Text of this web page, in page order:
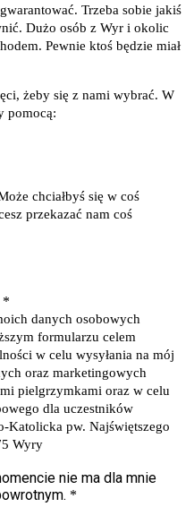
Trzeba sobie jakiś
Dużo osób z Wyr i okolic
Pewnie ktoś będzie miał
żeby się z nami wybrać. W
pomocą:
chciałbyś się w coś
przekazać nam coś
*
danych osobowych
formularzu celem
w celu wysyłania na mój
oraz marketingowych
pielgrzymkami oraz w celu
dla uczestników
Katolicka pw. Najświętszego
Wyry
nie ma dla mnie
*